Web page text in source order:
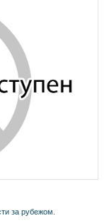
за рубежом.